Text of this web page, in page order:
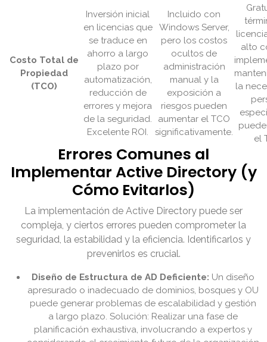
Costo Total de
Propiedad
(TCO)
Inversión inicial
en licencias que
se traduce en
ahorro a largo
plazo por
automatización,
reducción de
errores y mejora
de la seguridad.
Excelente ROI.
Incluido con
Windows Server,
pero los costos
ocultos de
administración
manual y la
exposición a
riesgos pueden
aumentar el TCO
significativamente.
alto
la
el
Errores Comunes al
Implementar Active Directory (y
Cómo Evitarlos)
La implementación de Active Directory puede ser
compleja, y ciertos errores pueden comprometer la
seguridad, la estabilidad y la eficiencia. Identificarlos y
prevenirlos es crucial.
Diseño de Estructura de AD Deficiente: Un diseño
apresurado o inadecuado de dominios, bosques y OU
puede generar problemas de escalabilidad y gestión
a largo plazo. Solución: Realizar una fase de
planificación exhaustiva, involucrando a expertos y